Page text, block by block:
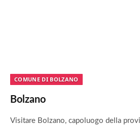
COMUNE DI BOLZANO
Bolzano
Visitare Bolzano, capoluogo della